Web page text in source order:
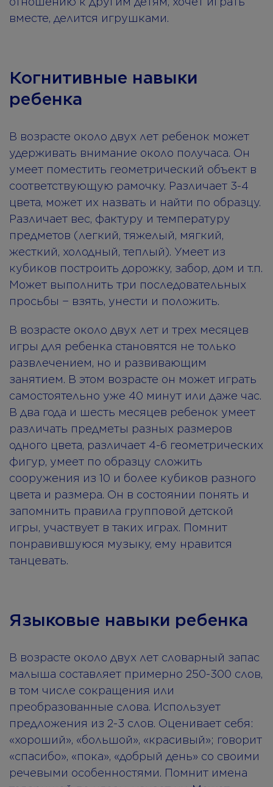
вместе, делится игрушками.
Когнитивные навыки
ребенка
В возрасте около двух лет ребенок может
удерживать внимание около получаса. Он
умеет поместить геометрический объект в
соответствующую рамочку. Различает 3-4
цвета, может их назвать и найти по образцу.
Различает вес, фактуру и температуру
предметов (легкий, тяжелый, мягкий,
жесткий, холодный, теплый). Умеет из
кубиков построить дорожку, забор, дом и т.п.
Может выполнить три последовательных
просьбы − взять, унести и положить.
В возрасте около двух лет и трех месяцев
игры для ребенка становятся не только
развлечением, но и развивающим
занятием. В этом возрасте он может играть
самостоятельно уже 40 минут или даже час.
В два года и шесть месяцев ребенок умеет
различать предметы разных размеров
одного цвета, различает 4-6 геометрических
фигур, умеет по образцу сложить
сооружения из 10 и более кубиков разного
цвета и размера. Он в состоянии понять и
запомнить правила групповой детской
игры, участвует в таких играх. Помнит
понравившуюся музыку, ему нравится
танцевать.
Языковые навыки ребенка
В возрасте около двух лет словарный запас
малыша составляет примерно 250-300 слов,
в том числе сокращения или
преобразованные слова. Использует
предложения из 2-3 слов. Оценивает себя:
«хороший», «большой», «красивый»; говорит
«спасибо», «пока», «добрый день» со своими
речевыми особенностями. Помнит имена